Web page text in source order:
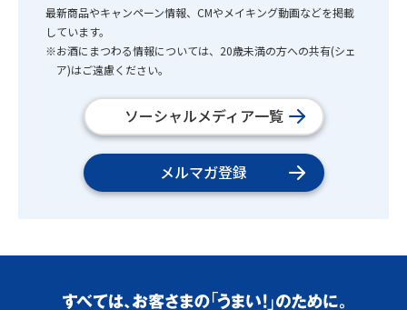
最新商品やキャンペーン情報、CMやメイキング動画などを掲載
しています。
※お酒にまつわる情報については、20歳未満の方への共有(シェ
ア)はご遠慮ください。
ソーシャルメディア一覧
メルマガ登録